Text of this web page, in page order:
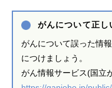
がんについて正し
がんについて誤った情
につけましょう。
がん情報サービス(国立